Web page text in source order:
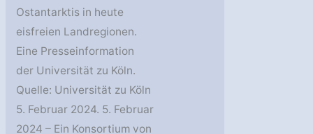
Ostantarktis in heute
eisfreien Landregionen.
Eine Presseinformation
der Universität zu Köln.
Quelle: Universität zu Köln
5. Februar 2024. 5. Februar
2024 – Ein Konsortium von